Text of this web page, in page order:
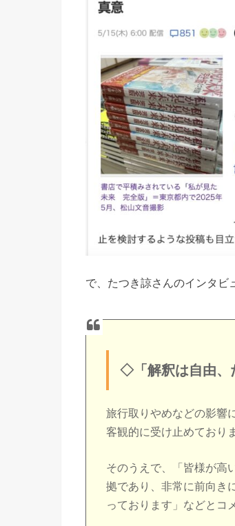
で、たつき諒さんのインタビ
◇「解釈は自由、
旅行取りやめなどの影響
客観的に受け止めており
そのうえで、「皆様が高
拠であり、非常に前向き
っております」などとコ